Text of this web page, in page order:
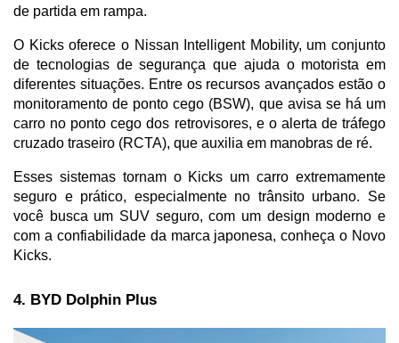
de partida em rampa.
O Kicks oferece o Nissan Intelligent Mobility, um conjunto
de tecnologias de segurança que ajuda o motorista em
diferentes situações. Entre os recursos avançados estão o
monitoramento de ponto cego (BSW), que avisa se há um
carro no ponto cego dos retrovisores, e o alerta de tráfego
cruzado traseiro (RCTA), que auxilia em manobras de ré.
Esses sistemas tornam o Kicks um carro extremamente
seguro e prático, especialmente no trânsito urbano. Se
você busca um SUV seguro, com um design moderno e
com a confiabilidade da marca japonesa, conheça o Novo
Kicks.
4. BYD Dolphin Plus